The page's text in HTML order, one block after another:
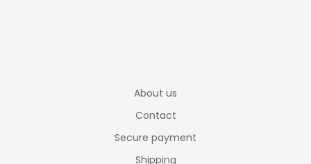
About us
Contact
Secure payment
Shipping